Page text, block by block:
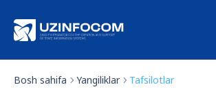
Bosh sahifa Yangiliklar Tafsilotlar